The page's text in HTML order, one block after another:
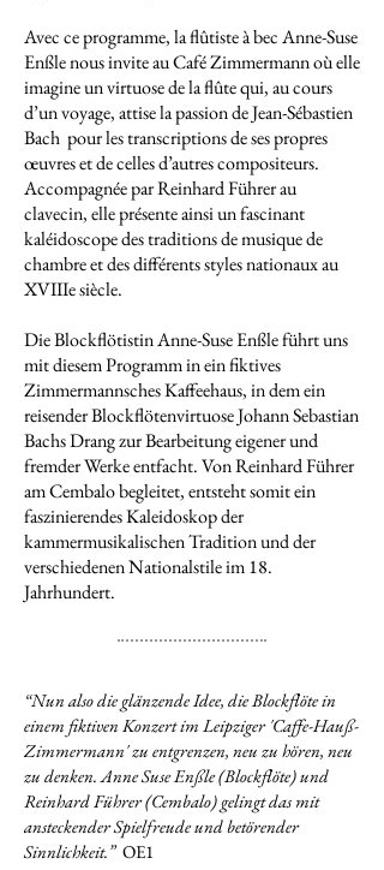
Avec ce programme, la flûtiste à bec Anne-Suse
Enßle nous invite au Café Zimmermann où elle
imagine un virtuose de la flûte qui, au cours
d’un voyage, attise la passion de Jean-Sébastien
Bach pour les transcriptions de ses propres
œuvres et de celles d’autres compositeurs.
Accompagnée par Reinhard Führer au
clavecin, elle présente ainsi un fascinant
kaléidoscope des traditions de musique de
chambre et des différents styles nationaux au
XVIIIe siècle.
Die Blockflötistin Anne-Suse Enßle führt uns
mit diesem Programm in ein fiktives
Zimmermannsches Kaffeehaus, in dem ein
reisender Blockflötenvirtuose Johann Sebastian
Bachs Drang zur Bearbeitung eigener und
fremder Werke entfacht. Von Reinhard Führer
am Cembalo begleitet, entsteht somit ein
faszinierendes Kaleidoskop der
kammermusikalischen Tradition und der
verschiedenen Nationalstile im 18.
Jahrhundert.
“Nun also die glänzende Idee, die Blockflöte in
einem fiktiven Konzert im Leipziger 'Caffe-Hauß-
Zimmermann' zu entgrenzen, neu zu hören, neu
zu denken. Anne Suse Enßle (Blockflöte) und
Reinhard Führer (Cembalo) gelingt das mit
ansteckender Spielfreude und betörender
Sinnlichkeit.” OE1